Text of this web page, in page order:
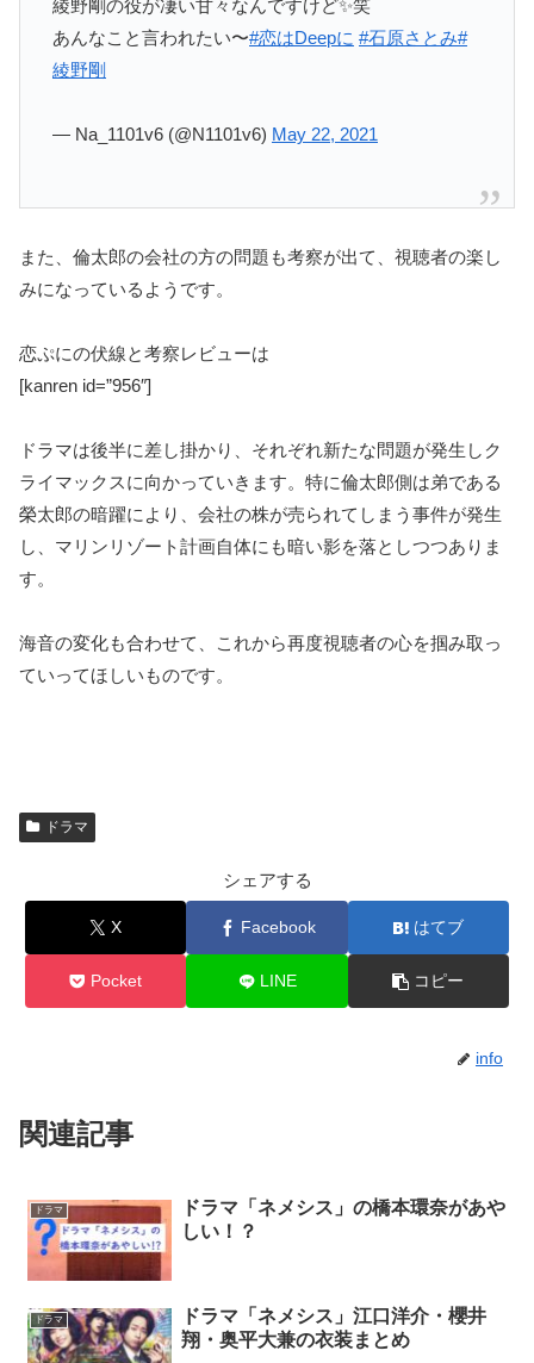
綾野剛の役が凄い甘々なんですけど✨笑
あんなこと言われたい〜#恋はDeepに #石原さとみ#
綾野剛
— Na_1101v6 (@N1101v6) May 22, 2021
また、倫太郎の会社の方の問題も考察が出て、視聴者の楽し
みになっているようです。
恋ぷにの伏線と考察レビューは
[kanren id=”956″]
ドラマは後半に差し掛かり、それぞれ新たな問題が発生しク
ライマックスに向かっていきます。特に倫太郎側は弟である
榮太郎の暗躍により、会社の株が売られてしまう事件が発生
し、マリンリゾート計画自体にも暗い影を落としつつありま
す。
海音の変化も合わせて、これから再度視聴者の心を掴み取っ
ていってほしいものです。
ドラマ
シェアする
X Facebook はてブ
Pocket LINE コピー
info
関連記事
ドラマ
ドラマ「ネメシス」の橋本環奈があや
しい！？
ドラマ
ドラマ「ネメシス」江口洋介・櫻井
翔・奥平大兼の衣装まとめ